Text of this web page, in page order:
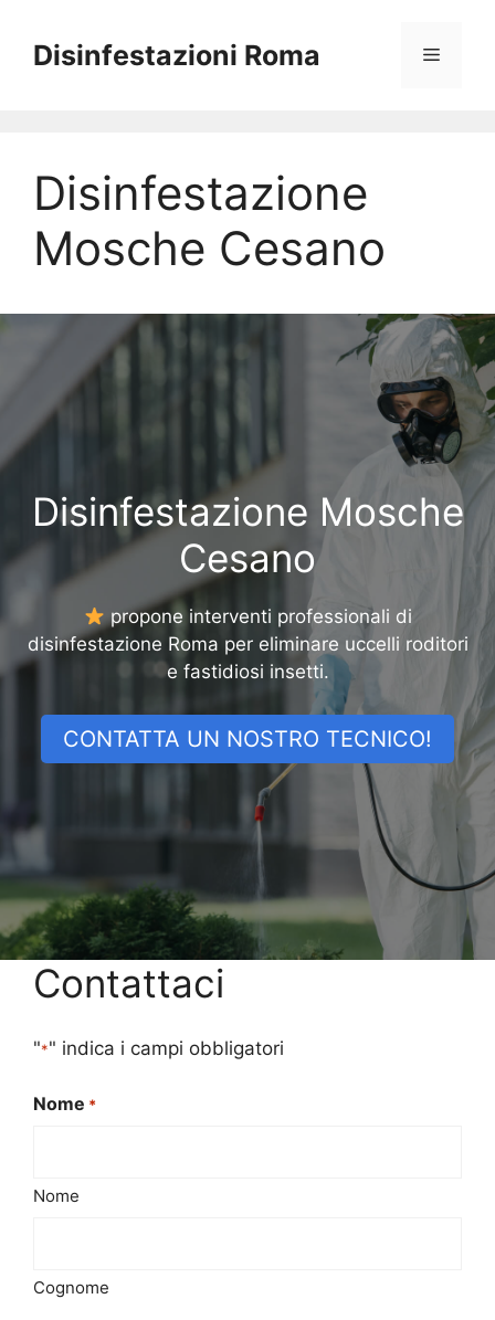
contenuto
Disinfestazioni Roma Menu
Disinfestazione
Mosche Cesano
Disinfestazione Mosche
Cesano
propone interventi professionali di
disinfestazione Roma per eliminare uccelli roditori
e fastidiosi insetti.
CONTATTA UN NOSTRO TECNICO!
Contattaci
"*" indica i campi obbligatori
Nome *
Nome
Cognome